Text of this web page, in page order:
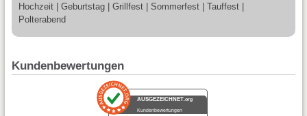
Hochzeit | Geburtstag | Grillfest | Sommerfest | Tauffest |
Polterabend
Kundenbewertungen
AUSGEZEICHNET .org
Kundenbewertungen